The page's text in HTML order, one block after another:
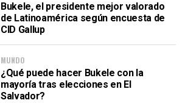
Bukele, el presidente mejor valorado
de Latinoamérica según encuesta de
CID Gallup
MUNDO
¿Qué puede hacer Bukele con la
mayoría tras elecciones en El
Salvador?